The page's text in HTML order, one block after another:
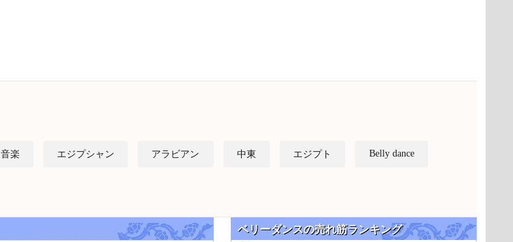
音楽 エジプシャン アラビアン 中東 エジプト Belly dance
ベリーダンスの売れ筋ランキング